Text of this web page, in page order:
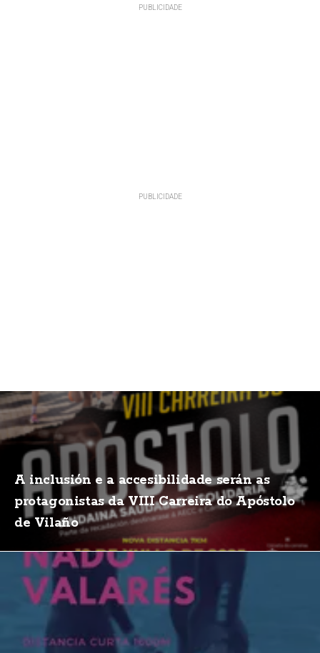
A inclusión e a accesibilidade serán as
protagonistas da VIII Carreira do Apóstolo
de Vilaño